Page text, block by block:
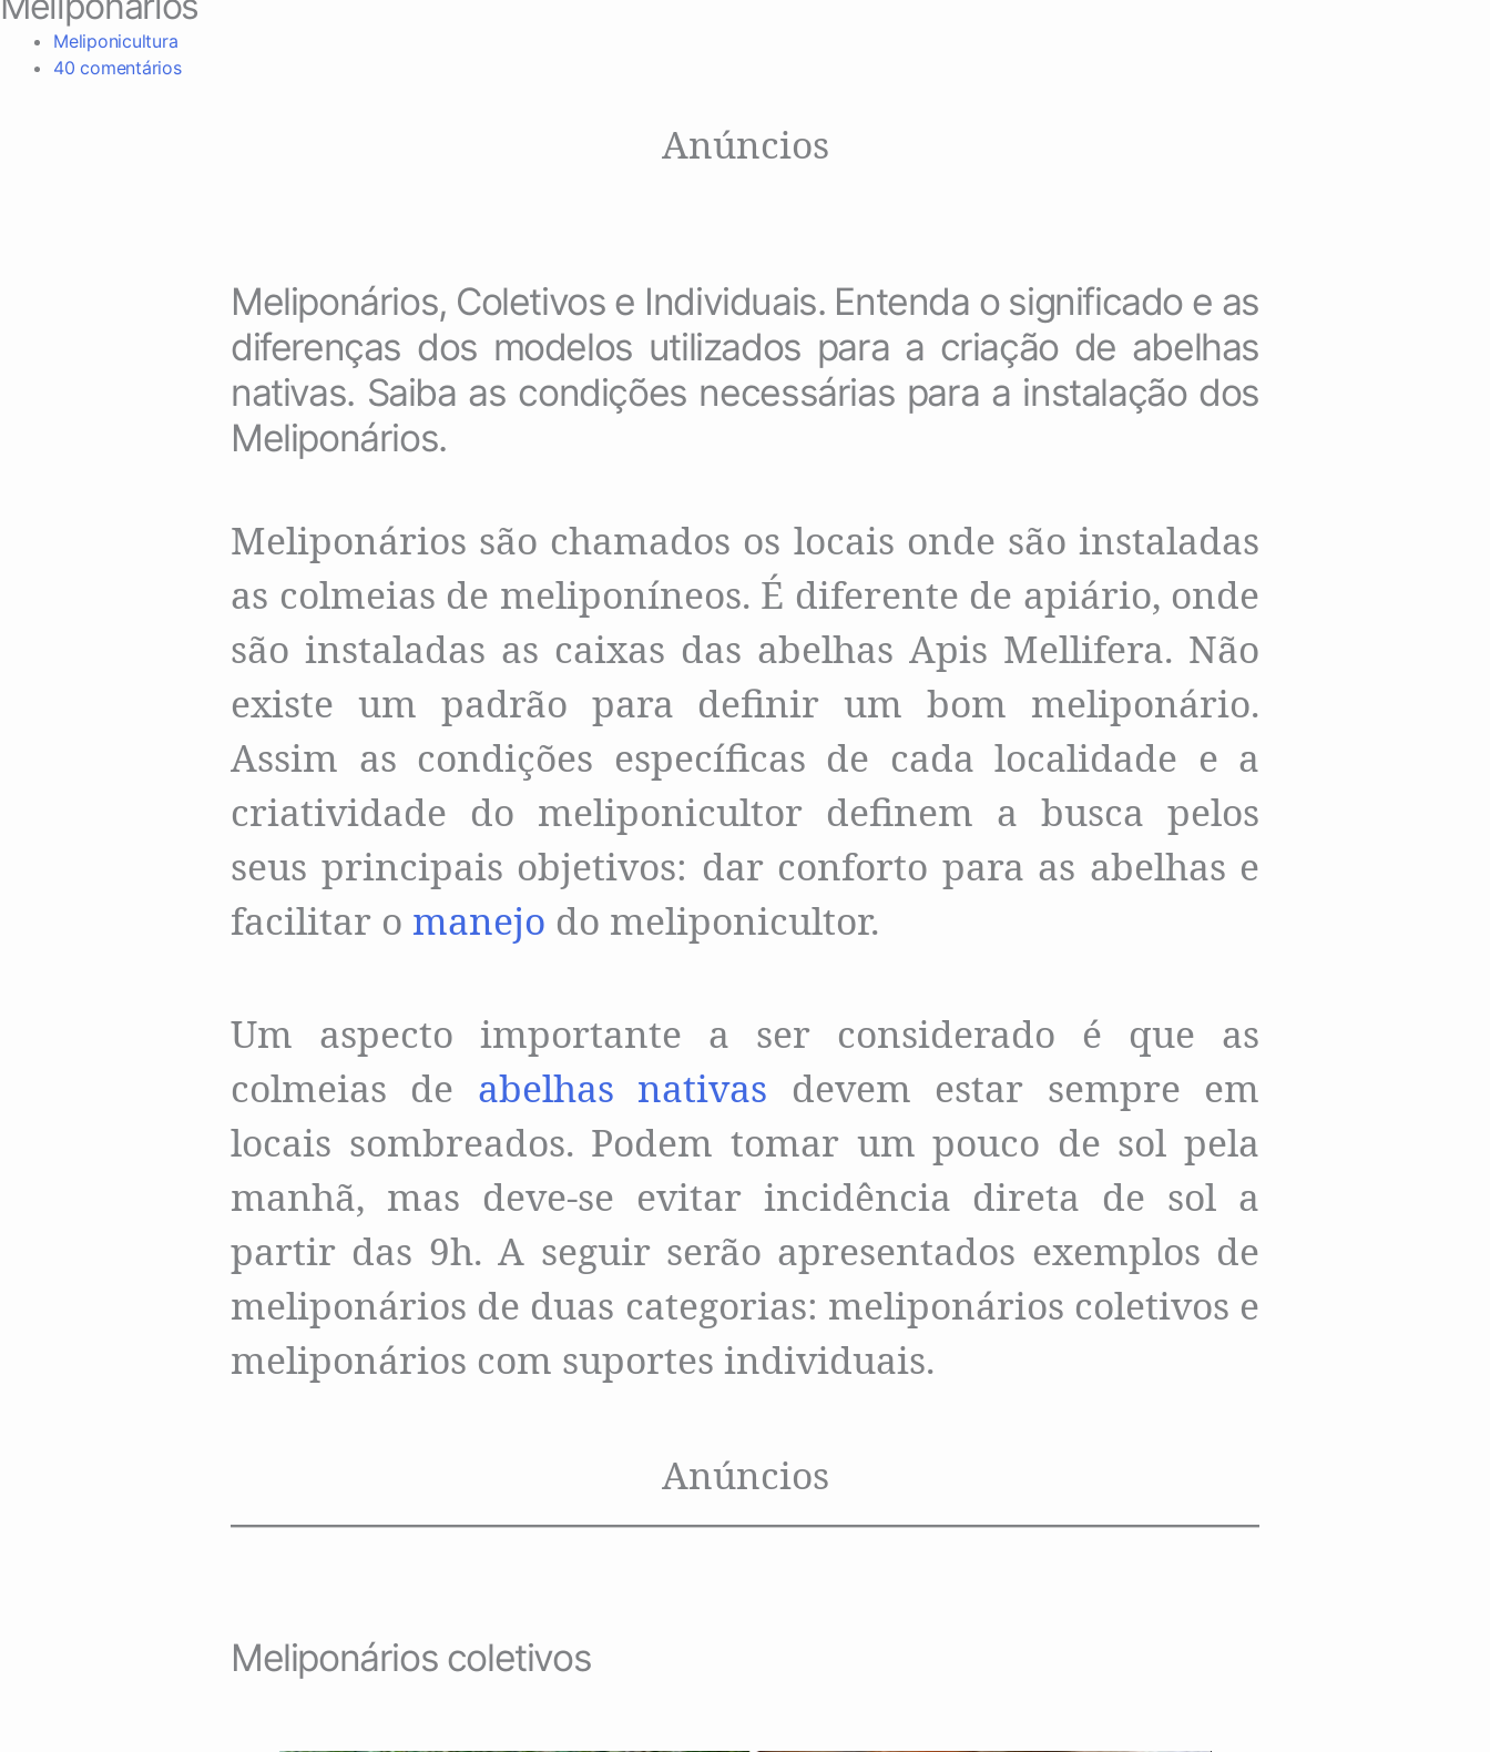
Meliponicultura
40 comentários
Anúncios
Meliponários, Coletivos e Individuais. Entenda o significado e as
diferenças dos modelos utilizados para a criação de abelhas
nativas. Saiba as condições necessárias para a instalação dos
Meliponários.
Meliponários são chamados os locais onde são instaladas
as colmeias de meliponíneos. É diferente de apiário, onde
são instaladas as caixas das abelhas Apis Mellifera. Não
existe um padrão para definir um bom meliponário.
Assim as condições específicas de cada localidade e a
criatividade do meliponicultor definem a busca pelos
seus principais objetivos: dar conforto para as abelhas e
facilitar o manejo do meliponicultor.
Um aspecto importante a ser considerado é que as
colmeias de abelhas nativas devem estar sempre em
locais sombreados. Podem tomar um pouco de sol pela
manhã, mas deve-se evitar incidência direta de sol a
partir das 9h. A seguir serão apresentados exemplos de
meliponários de duas categorias: meliponários coletivos e
meliponários com suportes individuais.
Anúncios
Meliponários coletivos